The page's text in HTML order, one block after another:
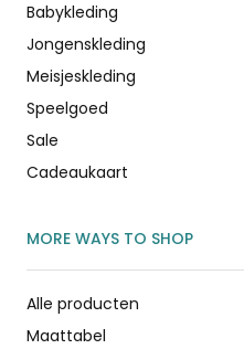
Babykleding
Jongenskleding
Meisjeskleding
Speelgoed
Sale
Cadeaukaart
MORE WAYS TO SHOP
Alle producten
Maattabel